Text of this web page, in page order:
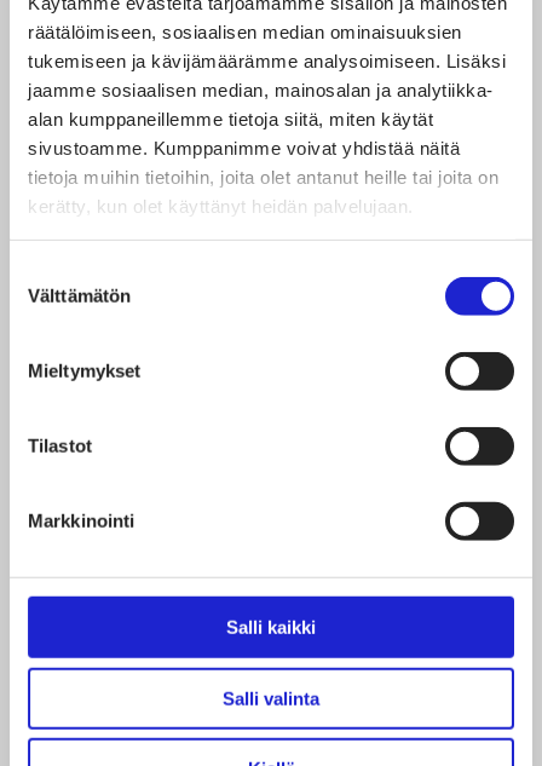
räätälöimiseen, sosiaalisen median ominaisuuksien
tukemiseen ja kävijämäärämme analysoimiseen. Lisäksi
jaamme sosiaalisen median, mainosalan ja analytiikka-
alan kumppaneillemme tietoja siitä, miten käytät
sivustoamme. Kumppanimme voivat yhdistää näitä
tietoja muihin tietoihin, joita olet antanut heille tai joita on
kerätty, kun olet käyttänyt heidän palvelujaan.
valinta
Välttämätön
Mieltymykset
Tilastot
Markkinointi
Salli kaikki
Salli valinta
Tutkinnon suorittaminen kestää noin vuoden ja pitää
sisällään noin 10 koulutuspäivää. Koulutuspäiviin on
mahdollista osallistua joko etäyhteydellä tai
lähiopetuksessa Espoon Tapiolassa (mikäli
koronatilanne sen sallii). Kouluttajina toimivat Rastor-
verkko-opiskelua.
saan lisätietoa?
Ilmoittaudu koulutukseenviimeistään 15.8.2021. Voit
ilmoittautua koulutukseen tästä linkistä
Ensimmäinen koulutuspäivä järjestetään 29.9. Ennen
tätä koulutuksen järjestäjä laatii yhdessä jokaisen